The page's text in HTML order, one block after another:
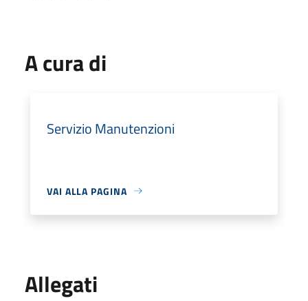
A cura di
Servizio Manutenzioni
VAI ALLA PAGINA
Allegati